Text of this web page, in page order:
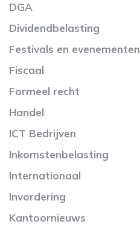
DGA
Dividendbelasting
Festivals en evenementen
Fiscaal
Formeel recht
Handel
ICT Bedrijven
Inkomstenbelasting
Internationaal
Invordering
Kantoornieuws